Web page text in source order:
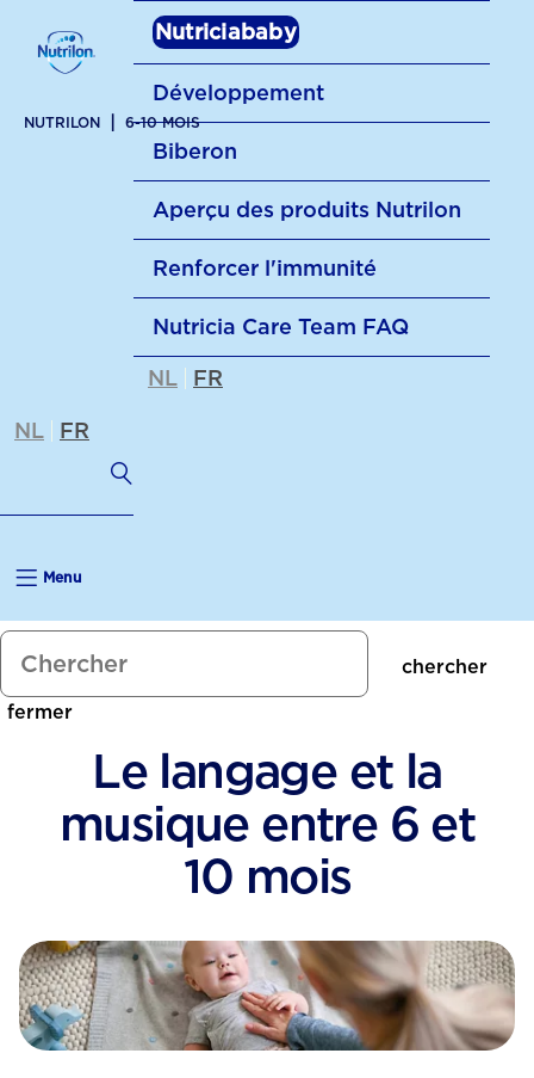
Nutriciababy
Développement
Développement
Cognitif
Biberon
Biberon
L'allaitement mixte
Aperçu des produits Nutrilon
Renforcer l'immunité
Renforcer l'immunité
5 choses à savoir
immunitaire chez le bébé
Vitamine D
Nutricia Care Team FAQ
NL FR
NL FR
Menu
chercher
fermer
Le langage et la
musique entre 6 et
10 mois
NUTRILON 6-10 MOIS